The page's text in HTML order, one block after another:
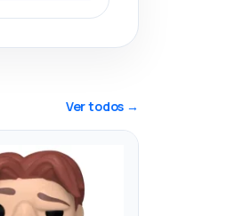
Ver todos →